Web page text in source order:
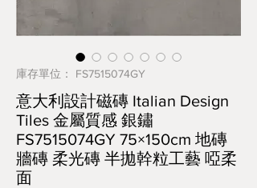
庫存單位： FS7515074GY
意大利設計磁磚 Italian Design
Tiles 金屬質感 銀鏽
FS7515074GY 75×150cm 地磚
牆磚 柔光磚 半拋幹粒工藝 啞柔
面